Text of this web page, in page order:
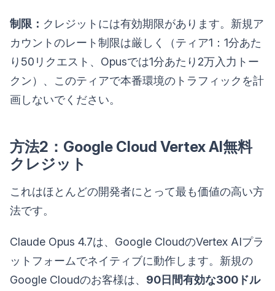
制限： クレジットには有効期限があります。新規ア
カウントのレート制限は厳しく（ティア1：1分あた
り50リクエスト、Opusでは1分あたり2万入力トー
クン）、このティアで本番環境のトラフィックを計
画しないでください。
方法2：Google Cloud Vertex AI無料
クレジット
これはほとんどの開発者にとって最も価値の高い方
法です。
Claude Opus 4.7は、Google CloudのVertex AIプラ
ットフォームでネイティブに動作します。新規の
Google Cloudのお客様は、 90日間有効な300ドル